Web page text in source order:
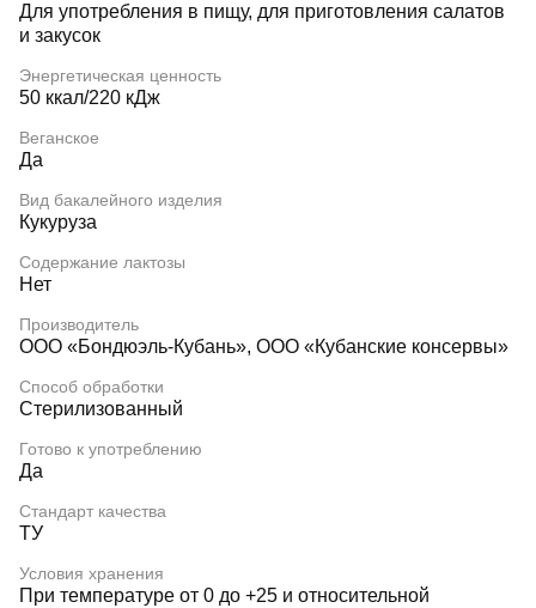
Для употребления в пищу, для приготовления салатов
и закусок
Энергетическая ценность
50 ккал/220 кДж
Веганское
Да
Вид бакалейного изделия
Кукуруза
Содержание лактозы
Нет
Производитель
ООО «Бондюэль-Кубань», ООО «Кубанские консервы»
Способ обработки
Стерилизованный
Готово к употреблению
Да
Стандарт качества
ТУ
Условия хранения
При температуре от 0 до +25 и относительной